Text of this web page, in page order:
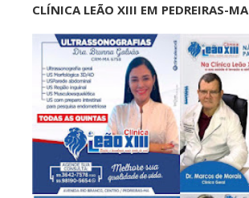
CLÍNICA LEÃO XIII EM PEDREIRAS-MA